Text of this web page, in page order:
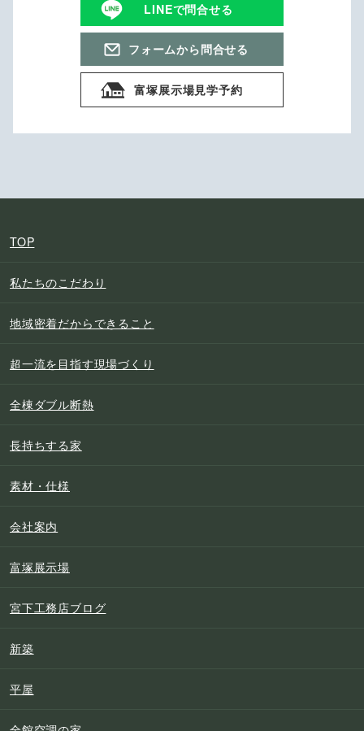
LINEで問合せる
フォームから問合せる
富塚展示場見学予約
TOP
私たちのこだわり
地域密着だからできること
超一流を目指す現場づくり
全棟ダブル断熱
長持ちする家
素材・仕様
会社案内
富塚展示場
宮下工務店ブログ
新築
平屋